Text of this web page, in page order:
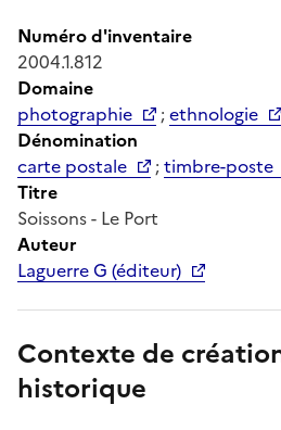
Numéro d'inventaire
2004.1.812
Domaine
photographie
;ethnologie
Dénomination
carte postale
;timbre-poste
Titre
Soissons - Le Port
Auteur
Laguerre G (éditeur)
Contexte de
historique